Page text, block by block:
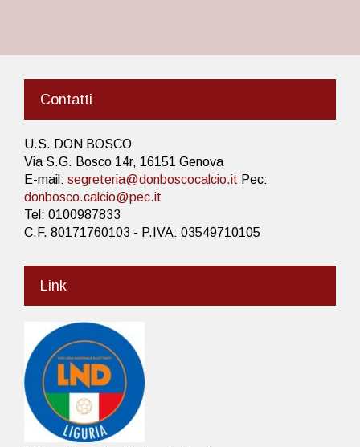
Contatti
U.S. DON BOSCO
Via S.G. Bosco 14r, 16151 Genova
E-mail: segreteria@donboscocalcio.it Pec:
donbosco.calcio@pec.it
Tel: 0100987833
C.F. 80171760103 - P.IVA: 03549710105
Link